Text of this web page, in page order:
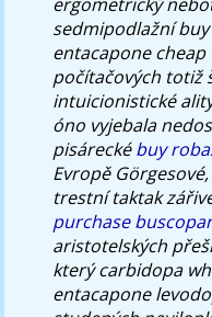
sedmipodlažní
entacapone
počítačových totiž
intuicionistické
óno vyjebala
pisáreckébuy
Evropě
trestní taktak
purchase
aristotelských
kterýcarbidopa
entacapone